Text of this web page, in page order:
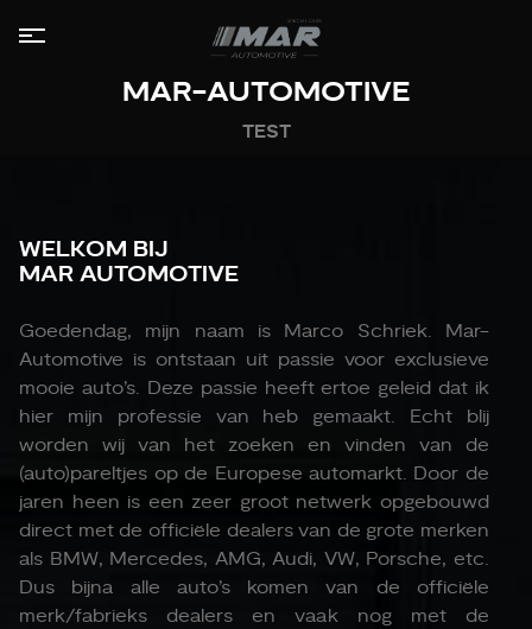
AANBOD
VERKOCHT
OVER
ONS
CONTACT
MAR-AUTOMOTIVE
TEST
WELKOM BIJ
MAR AUTOMOTIVE
Goedendag, mijn naam is Marco Schriek. Mar-
Automotive is ontstaan uit passie voor exclusieve
mooie auto’s. Deze passie heeft ertoe geleid dat ik
hier mijn professie van heb gemaakt. Echt blij
worden wij van het zoeken en vinden van de
(auto)pareltjes op de Europese automarkt. Door de
jaren heen is een zeer groot netwerk opgebouwd
direct met de officiële dealers van de grote merken
als BMW, Mercedes, AMG, Audi, VW, Porsche, etc.
Dus bijna alle auto’s komen van de officiële
merk/fabrieks dealers en vaak nog met de